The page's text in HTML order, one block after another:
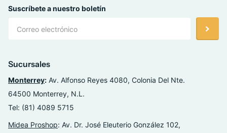
Suscríbete a nuestro boletín
Sucursales
Monterrey: Av. Alfonso Reyes 4080, Colonia Del Nte.
64500 Monterrey, N.L.
Tel: (81) 4089 5715
Midea Proshop: Av. Dr. José Eleuterio González 102,